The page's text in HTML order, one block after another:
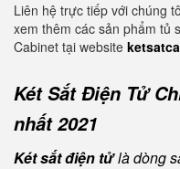
Liên hệ trực tiếp với chúng
xem thêm các sản phẩm tủ
Cabinet tại website
Két Sắt Điện Tử
nhất 2021
Két sắt điện tửlà dòng